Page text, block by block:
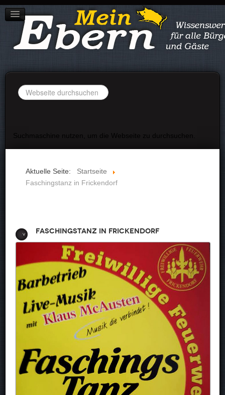
STADT EBERN
IMPRESSUM
DATENSCHUTZ
Suchen
...
Suchmaschine nutzen, um die Webseite zu durchsuchen.
Aktuelle Seite:
Startseite
Faschingstanz in Frickendorf
Faschingstanz in Frickendorf